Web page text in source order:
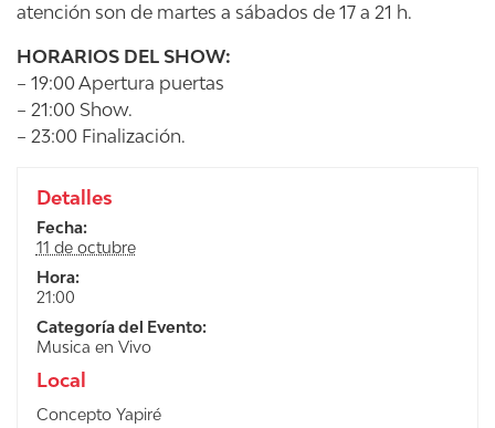
atención son de martes a sábados de 17 a 21 h.
HORARIOS DEL SHOW:
– 19:00 Apertura puertas
– 21:00 Show.
– 23:00 Finalización.
Detalles
Fecha:
11 de octubre
Hora:
21:00
Categoría del Evento:
Musica en Vivo
Local
Concepto Yapiré